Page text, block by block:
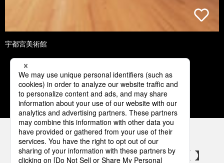
宇都宮美術館
1 2 3 4 5
パナソニックの電気設備 SNSアカウント